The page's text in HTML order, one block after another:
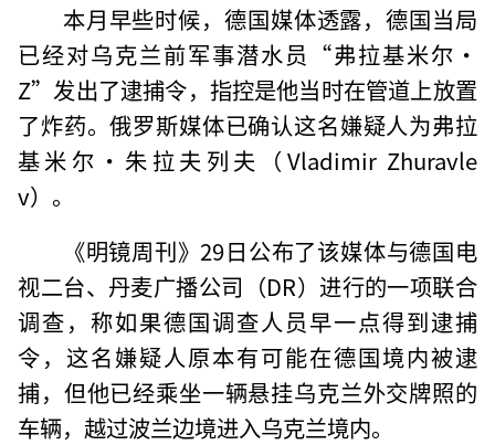
本月早些时候，德国媒体透露，德国当局
已经对乌克兰前军事潜水员“弗拉基米尔·
Z”发出了逮捕令，指控是他当时在管道上放置
了炸药。俄罗斯媒体已确认这名嫌疑人为弗拉
基米尔·朱拉夫列夫（Vladimir Zhuravle
v）。
《明镜周刊》29日公布了该媒体与德国电
视二台、丹麦广播公司（DR）进行的一项联合
调查，称如果德国调查人员早一点得到逮捕
令，这名嫌疑人原本有可能在德国境内被逮
捕，但他已经乘坐一辆悬挂乌克兰外交牌照的
车辆，越过波兰边境进入乌克兰境内。